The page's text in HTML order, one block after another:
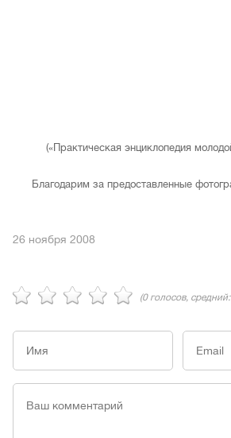
(«Практическая энциклопедия
Благодарим за предоставленные
26 ноября 2008
(0голосов, средний: